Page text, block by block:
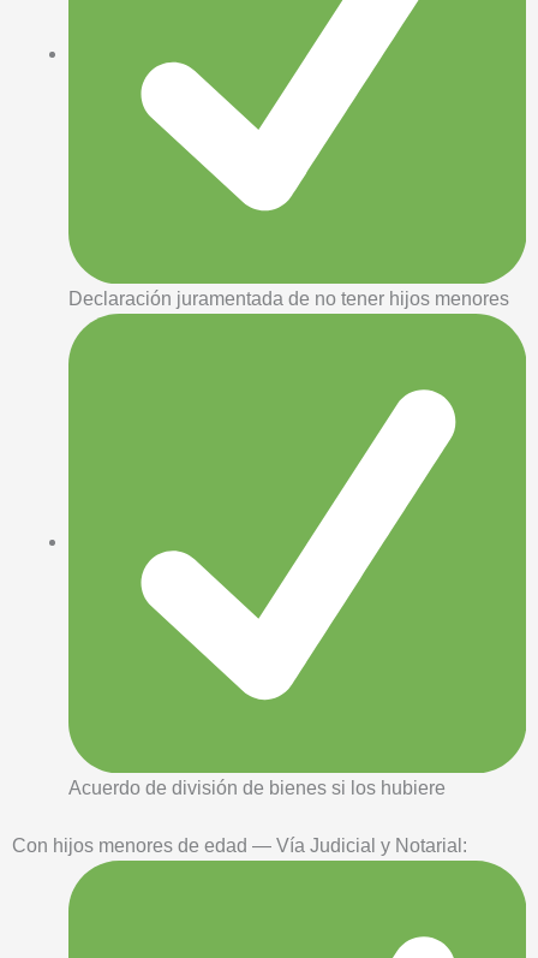
Declaración juramentada de no tener hijos menores
Acuerdo de división de bienes si los hubiere
Con hijos menores de edad — Vía Judicial y Notarial: